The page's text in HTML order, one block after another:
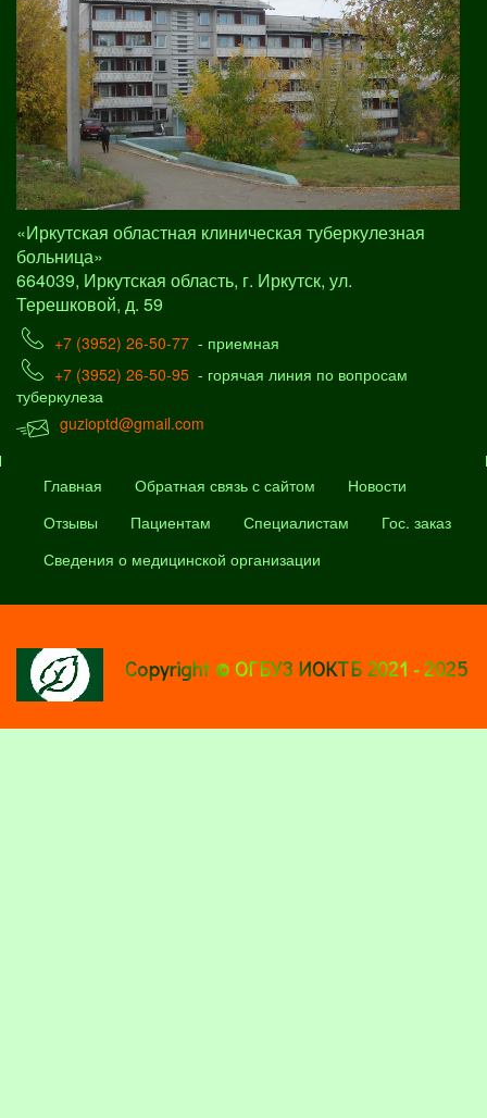
«Иркутская областная клиническая туберкулезная
больница»
664039, Иркутская область, г. Иркутск, ул.
Терешковой, д. 59
+7 (3952) 26-50-77 - приемная
+7 (3952) 26-50-95 - горячая линия по вопросам
туберкулеза
guzioptd@gmail.com
Главная Обратная связь с сайтом
Новости
Отзывы
Пациентам Специалистам
Гос. заказ
Сведения о медицинской организации
Copyright © ОГБУЗ ИОКТБ 2021 - 2025